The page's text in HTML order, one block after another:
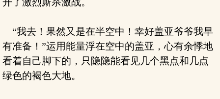
“我去！果然又是在半空中！幸好盖亚爷爷我早
有准备！”运用能量浮在空中的盖亚，心有余悸地
看着自己脚下的，只隐隐能看见几个黑点和几点
绿色的褐色大地。